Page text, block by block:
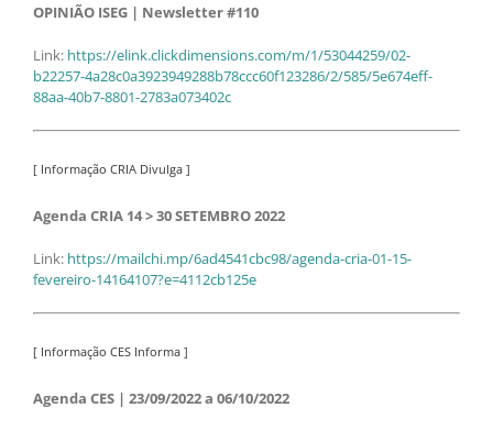
OPINIÃO ISEG | Newsletter #110
Link: https://elink.clickdimensions.com/m/1/53044259/02-
b22257-4a28c0a3923949288b78ccc60f123286/2/585/5e674eff-
88aa-40b7-8801-2783a073402c
[ Informação CRIA Divulga ]
Agenda CRIA 14 > 30 SETEMBRO 2022
Link: https://mailchi.mp/6ad4541cbc98/agenda-cria-01-15-
fevereiro-14164107?e=4112cb125e
[ Informação CES Informa ]
Agenda CES | 23/09/2022 a 06/10/2022